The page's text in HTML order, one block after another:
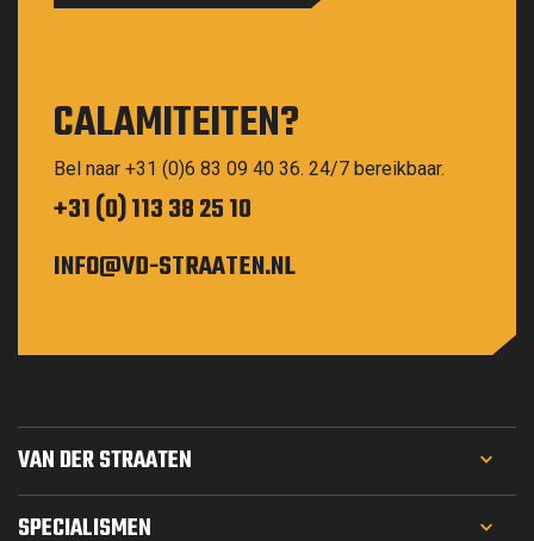
CALAMITEITEN?
Bel naar +31 (0)6 83 09 40 36. 24/7 bereikbaar.
+31 (0) 113 38 25 10
INFO@VD-STRAATEN.NL
VAN DER STRAATEN
PROJECTEN
SPECIALISMEN